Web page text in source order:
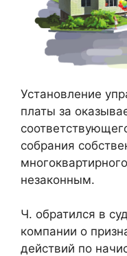
Установление
платы за
собрания
незаконным.
Ч. обратился в
компании о
действий по